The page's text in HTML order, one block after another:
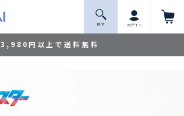
3,980円以上で送料無料
探 す ログイン